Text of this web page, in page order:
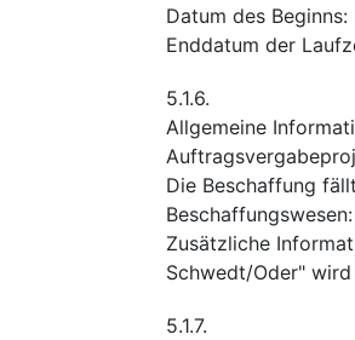
Datum des Beginns:
Enddatum der
5.1.6.
Allgemeine
Die Beschaffung
Beschaffungswesen:
Zusätzliche
Schwedt/Oder"
5.1.7.